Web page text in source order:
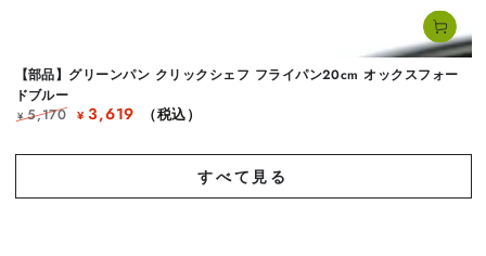
【部品】グリーンパン クリックシェフ フライパン20cm オックスフォー
ドブルー
価
¥ 5,170
ー
¥ 3,619 （税込）
すべて見る